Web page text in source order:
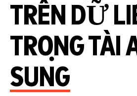
TRÊN DỮ
TRỌNG TÀI
SUNG